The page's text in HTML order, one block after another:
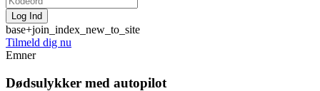
base+join_index_new_to_site
Tilmeld dig nu
Emner
Dødsulykker med autopilot